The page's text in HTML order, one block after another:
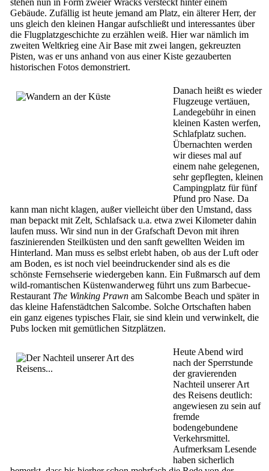
stehen nun in Form zweier Wracks versteckt hinter einem
Gebäude. Zufällig ist heute jemand am Platz, ein älterer Herr, der
uns gleich den kleinen Hangar aufschließt und interessantes über
die Flugplatzgeschichte zu erzählen weiß. Hier war nämlich im
zweiten Weltkrieg eine Air Base mit zwei langen, gekreuzten
Pisten, was er uns anhand von aus einer Kiste gezauberten
historischen Fotos demonstriert.
Danach heißt es wieder
Flugzeuge vertäuen,
Landegebühr in einen
kleinen Kasten werfen,
Schlafplatz suchen.
Übernachten werden
wir dieses mal auf
einem nahe gelegenen,
sehr gepflegten, kleinen
Campingplatz für fünf
Pfund pro Nase. Da
kann man nicht klagen, außer vielleicht über den Umstand, dass
man bepackt mit Zelt, Schlafsack u.a. etwa zwei Kilometer dahin
laufen muss. Wir sind nun in der Grafschaft Devon mit ihren
faszinierenden Steilküsten und den sanft gewellten Weiden im
Hinterland. Man muss es selbst erlebt haben, ob aus der Luft oder
am Boden, es ist noch viel beeindruckender sind als es die
schönste Fernsehserie wiedergeben kann. Ein Fußmarsch auf dem
wild-romantischen Küstenwanderweg führt uns zum Barbecue-
Restaurant The Winking Prawn am Salcombe Beach und später in
das kleine Hafenstädtchen Salcombe. Solche Ortschaften haben
ein ganz eigenes typisches Flair, sie sind klein und verwinkelt, die
Pubs locken mit gemütlichen Sitzplätzen.
Heute Abend wird
nach der Sperrstunde
der gravierenden
Nachteil unserer Art
des Reisens deutlich:
angewiesen zu sein auf
fremde
bodengebundene
Verkehrsmittel.
Aufmerksam Lesende
haben sicherlich